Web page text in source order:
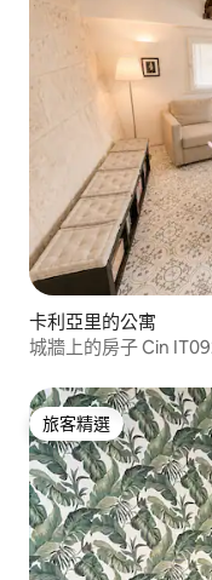
卡利亞里的公寓
城牆上的房
旅客精選
旅客精選